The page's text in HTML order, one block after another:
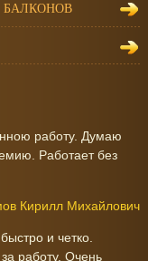
БАЛКОНОВ
работу. Думаю
Работает без
Кирилл Михайлович
и четко.
работу. Очень